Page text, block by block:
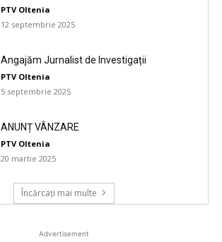
PTV Oltenia
12 septembrie 2025
Angajăm Jurnalist de Investigații
PTV Oltenia
5 septembrie 2025
ANUNȚ VÂNZARE
PTV Oltenia
20 martie 2025
Încărcați mai multe
Advertisement